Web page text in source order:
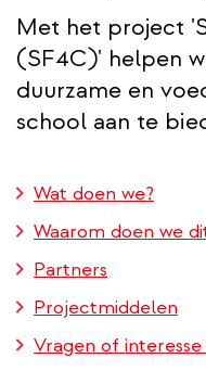
Met het project
(SF4C)' helpen
duurzame en
school aan te
Wat doen we?
Waarom doen we
Partners
Projectmiddelen
Vragen of